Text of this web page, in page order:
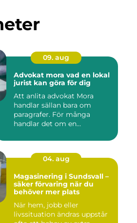
09. aug
Advokat mora vad en lokal
jurist kan göra för dig
Att anlita advokat Mora
handlar sällan bara om
paragrafer. För många
handlar det om en
04. aug
Magasinering i Sundsvall –
säker förvaring när du
behöver mer plats
När hem, jobb eller
livssituation ändras uppstår